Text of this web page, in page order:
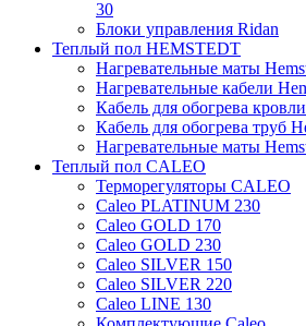
30
Блоки управления Ridan
Теплый пол HEMSTEDT
Нагревательные маты
Нагревательные кабели
Кабель для обогрева
Кабель для обогрева труб
Нагревательные маты
Теплый пол CALEO
Терморегуляторы CALEO
Caleo PLATINUM 230
Caleo GOLD 170
Caleo GOLD 230
Caleo SILVER 150
Caleo SILVER 220
Caleo LINE 130